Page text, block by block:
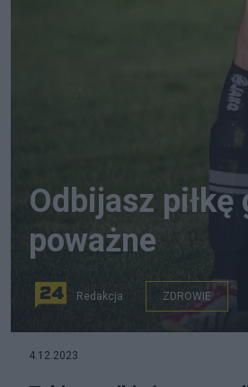
Odbijasz piłkę
poważne
Redakcja ZDROWIE
4.12.2023